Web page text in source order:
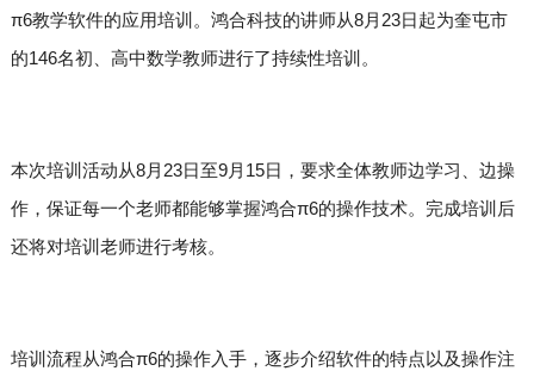
π6教学软件的应用培训。鸿合科技的讲师从8月23日起为奎屯市
的146名初、高中数学教师进行了持续性培训。
本次培训活动从8月23日至9月15日，要求全体教师边学习、边操
作，保证每一个老师都能够掌握鸿合π6的操作技术。完成培训后
还将对培训老师进行考核。
培训流程从鸿合π6的操作入手，逐步介绍软件的特点以及操作注